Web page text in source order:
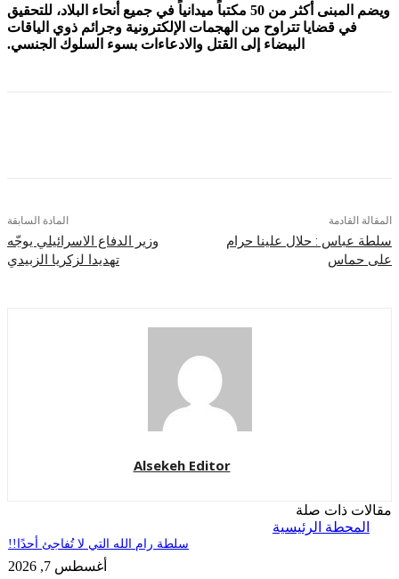
ويضم المبنى أكثر من 50 مكتباً ميدانياً في جميع أنحاء البلاد، للتحقيق
قضايا تتراوح من الهجمات الإلكترونية وجرائم ذوي الياقات
البيضاء إلى القتل والادعاءات بسوء السلوك الجنسي.
المادة السابقة
وزير الدفاع الاسرائيلي يوجّه
تهديدا لزكريا الزبيدي
: حلال علينا حرام
Alsekeh Editor
ذات صلة
الرئيسية
سلطة رام الله التي لا تُفاجئ أحدًا!!
أغسطس 7, 2026